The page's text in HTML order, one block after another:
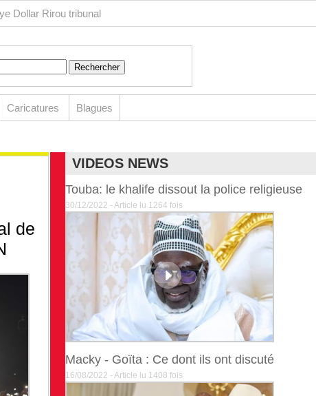
Dollar Rirou tribunal
Caricatures Blagues
de
VIDEOS NEWS
Touba: le khalife dissout la police religieuse
30/12/2022 - Article lu 1264 fois
Macky - Goïta : Ce dont ils ont discuté
16/08/2022 - Article lu 1408 fois